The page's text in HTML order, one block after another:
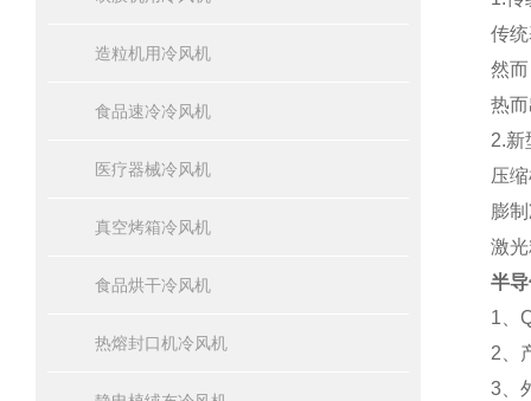
造粒机用冷风机
食品速冷冷风机
医疗器械冷风机
真空烤箱冷风机
食品烘干冷风机
热熔封口机冷风机
传
然
热
2.新
压
膨
激
半
1、
2、
3、